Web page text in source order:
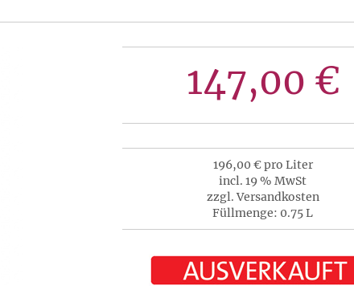
147,00 €
196,00 € pro Liter
incl. 19 % MwSt
zzgl. Versandkosten
Füllmenge: 0.75 L